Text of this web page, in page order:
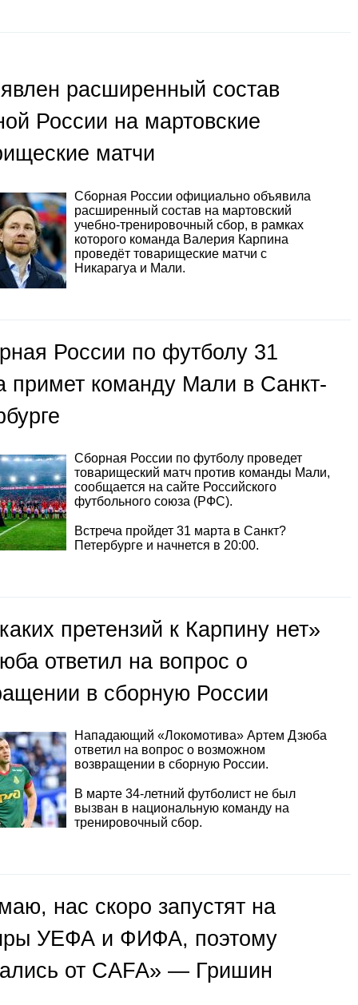
расширенный состав
России на мартовские
матчи
Сборная России официально объявила
расширенный состав на мартовский
учебно-тренировочный сбор, в рамках
которого команда Валерия Карпина
проведёт товарищеские матчи с
Никарагуа и Мали.
России по футболу 31
примет команду Мали в Санкт-
Сборная России по футболу проведет
товарищеский матч против команды Мали,
сообщается на сайте Российского
футбольного союза (РФС).
Встреча пройдет 31 марта в Санкт?
Петербурге и начнется в 20:00.
претензий к Карпину нет»
ответил на вопрос о
в сборную России
Нападающий «Локомотива» Артем Дзюба
ответил на вопрос о возможном
возвращении в сборную России.
В марте 34-летний футболист не был
вызван в национальную команду на
тренировочный сбор.
нас скоро запустят на
УЕФА и ФИФА, поэтому
от CAFA» — Гришин